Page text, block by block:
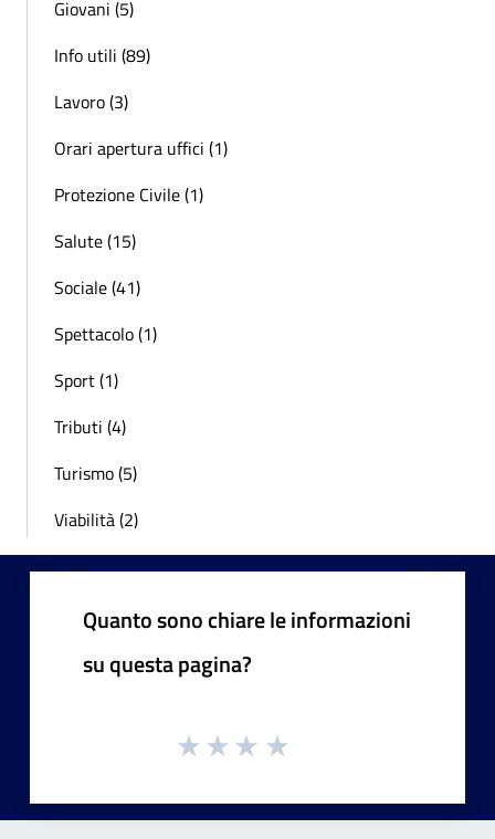
Giovani (5)
Info utili (89)
Lavoro (3)
Orari apertura uffici (1)
Protezione Civile (1)
Salute (15)
Sociale (41)
Spettacolo (1)
Sport (1)
Tributi (4)
Turismo (5)
Viabilità (2)
Quanto sono chiare le informazioni
su questa pagina?